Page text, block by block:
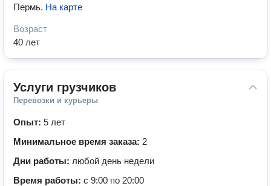
Пермь. На карте
Возраст
40 лет
Услуги грузчиков
Перевозки и курьеры
Опыт: 5 лет
Минимальное время заказа: 2
Дни работы: любой день недели
Время работы: с 9:00 по 20:00